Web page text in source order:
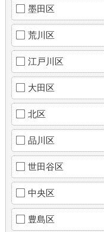
墨田区
荒川区
江戸川区
大田区
北区
品川区
世田谷区
中央区
豊島区